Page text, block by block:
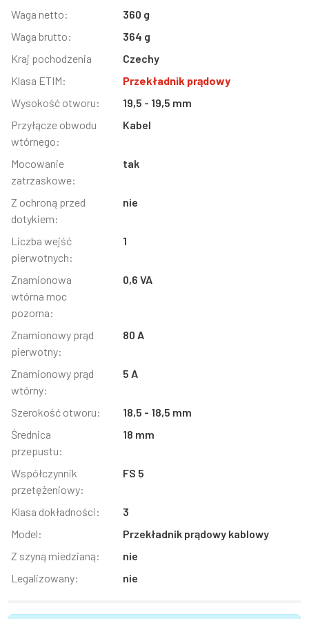
Informacja
Wartość
Waga netto:
360 g
Waga brutto:
364 g
Kraj pochodzenia
Czechy
Klasa ETIM:
Przekładnik prądowy
Wysokość otworu:
19,5 - 19,5 mm
Przyłącze obwodu
wtórnego:
Kabel
Mocowanie
zatrzaskowe:
tak
Z ochroną przed
dotykiem:
nie
Liczba wejść
pierwotnych:
1
Znamionowa
wtórna moc
pozorna:
0,6 VA
Znamionowy prąd
pierwotny:
80 A
Znamionowy prąd
wtórny:
5 A
Szerokość otworu:
18,5 - 18,5 mm
Średnica
przepustu:
18 mm
Współczynnik
przetężeniowy:
FS 5
Klasa dokładności:
3
Model:
Przekładnik prądowy kablowy
Z szyną miedzianą:
nie
Legalizowany:
nie